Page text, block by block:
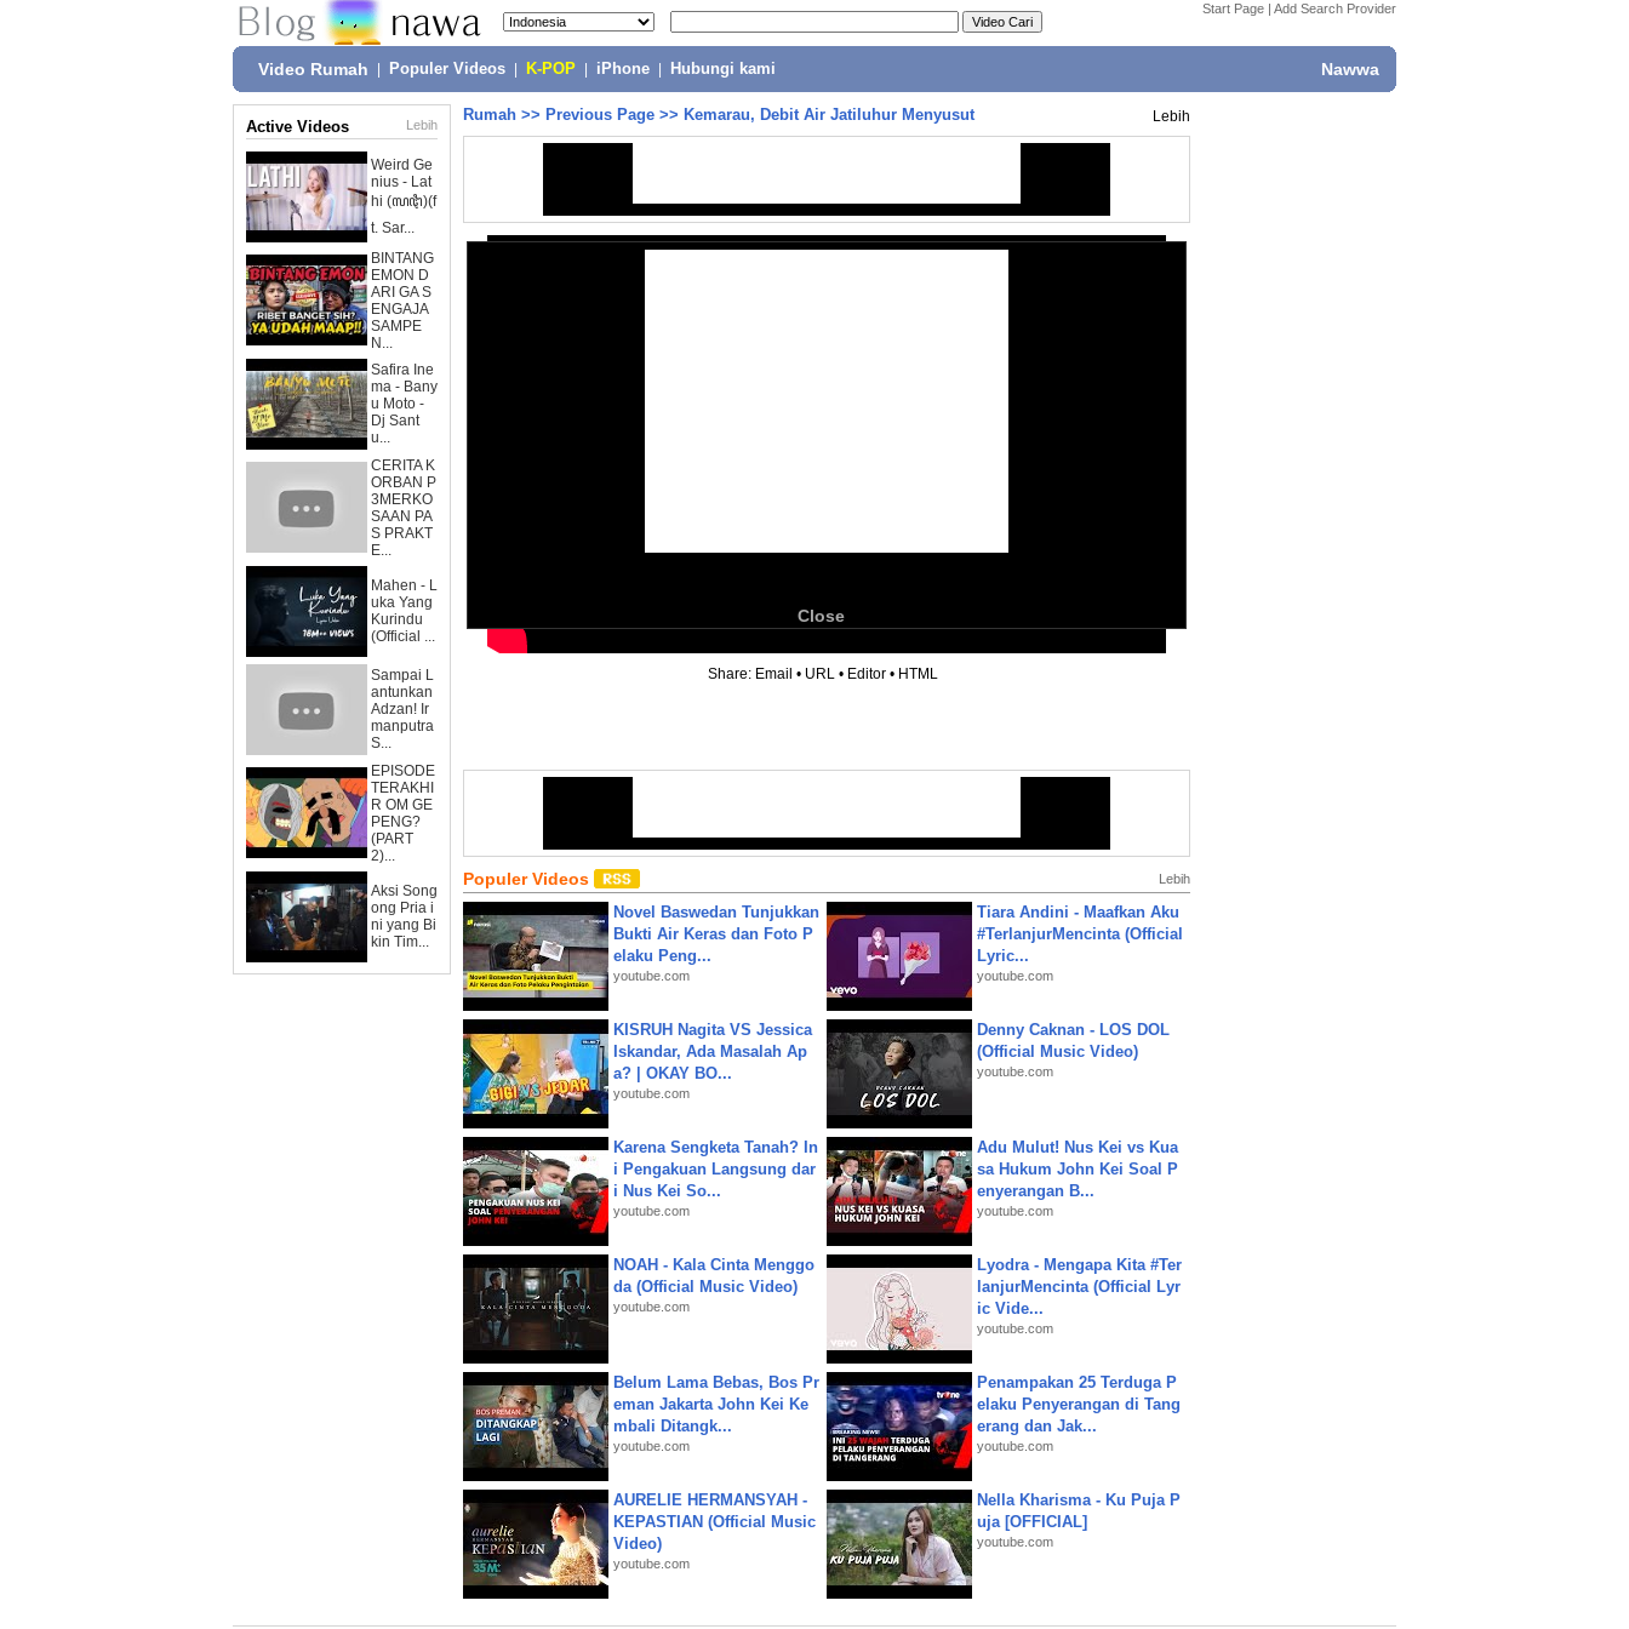
Start Page | Add Search Provider
Video Rumah Populer Videos K-POP iPhone Hubungi kami Nawwa
Active Videos Lebih
Weird Ge
nius - Lat
hi (ꦭꦛꦶ)(f
t. Sar...
BINTANG
EMON D
ARI GA S
ENGAJA
SAMPE
N...
Safira Ine
ma - Bany
u Moto -
Dj Sant
u...
CERITA K
ORBAN P
3MERKO
SAAN PA
S PRAKT
E...
Mahen - L
uka Yang
Kurindu
(Official ...
Sampai L
antunkan
Adzan! Ir
manputra
S...
EPISODE
TERAKHI
R OM GE
PENG?
(PART
2)...
Aksi Song
ong Pria i
ni yang Bi
kin Tim...
Rumah >> Previous Page >> Kemarau, Debit Air Jatiluhur Menyusut Lebih
Close
Share: Email • URL • Editor • HTML
Populer Videos Lebih
Novel Baswedan Tunjukkan
Bukti Air Keras dan Foto P
elaku Peng...
youtube.com
Tiara Andini - Maafkan Aku
#TerlanjurMencinta (Official
Lyric...
youtube.com
KISRUH Nagita VS Jessica
Iskandar, Ada Masalah Ap
a? | OKAY BO...
youtube.com
Denny Caknan - LOS DOL
(Official Music Video)
youtube.com
Karena Sengketa Tanah? In
i Pengakuan Langsung dar
i Nus Kei So...
youtube.com
Adu Mulut! Nus Kei vs Kua
sa Hukum John Kei Soal P
enyerangan B...
youtube.com
NOAH - Kala Cinta Menggo
da (Official Music Video)
youtube.com
Lyodra - Mengapa Kita #Ter
lanjurMencinta (Official Lyr
ic Vide...
youtube.com
Belum Lama Bebas, Bos Pr
eman Jakarta John Kei Ke
mbali Ditangk...
youtube.com
Penampakan 25 Terduga P
elaku Penyerangan di Tang
erang dan Jak...
youtube.com
AURELIE HERMANSYAH -
KEPASTIAN (Official Music
Video)
youtube.com
Nella Kharisma - Ku Puja P
uja [OFFICIAL]
youtube.com